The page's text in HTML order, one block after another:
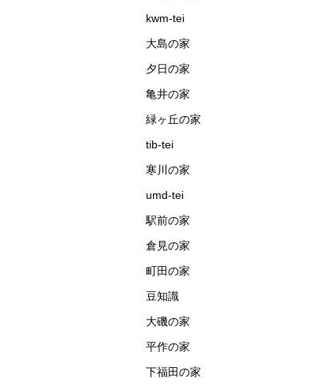
kwm-tei
大島の家
夕日の家
亀井の家
緑ヶ丘の家
tib-tei
寒川の家
umd-tei
駅前の家
倉見の家
町田の家
豆知識
大磯の家
平作の家
下福田の家